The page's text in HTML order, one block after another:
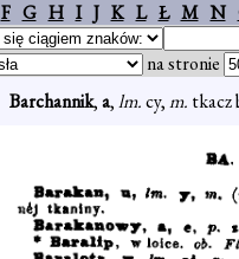
F G H I J K L Ł M N
na stronie
Barchannik,a,lm.cy,m. tkacz